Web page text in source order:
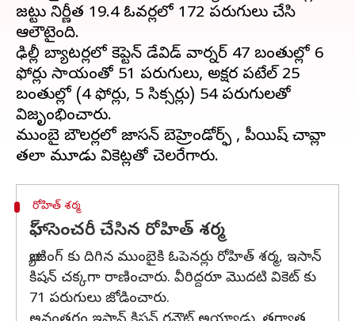
జట్టు నిర్ణీత 19.4 ఓవర్లలో 172 పరుగులు చేసి
ఆలౌటైంది.
ఢిల్లీ బ్యాటర్లలో కెప్టెన్ డేవిడ్ వార్నర్ 47 బంతుల్లో 6
ఫోర్లు సాయంతో 51 పరుగులు, అక్షర పటేల్ 25
బంతుల్లో (4 ఫోర్లు, 5 సిక్సర్లు) 54 పరుగులతో
విజృంభించారు.
ముంబై బౌలర్లలో జాసన్ బెహ్రెండోర్ఫ్ , పీయిష్ చావ్లా
రోహిత్ శర్మ
హాఫ్ సెంచరీ చేసిన రోహిత్ శర్మ
బ్యాటింగ్ కు దిగిన ముంబైకి ఓపెనర్లు రోహిత్ శర్మ, ఇసాన్
కిషన్ చక్కగా రాణించారు. వీరిద్దరూ మొదటి వికెట్ కు
71 పరుగులు జోడించారు.